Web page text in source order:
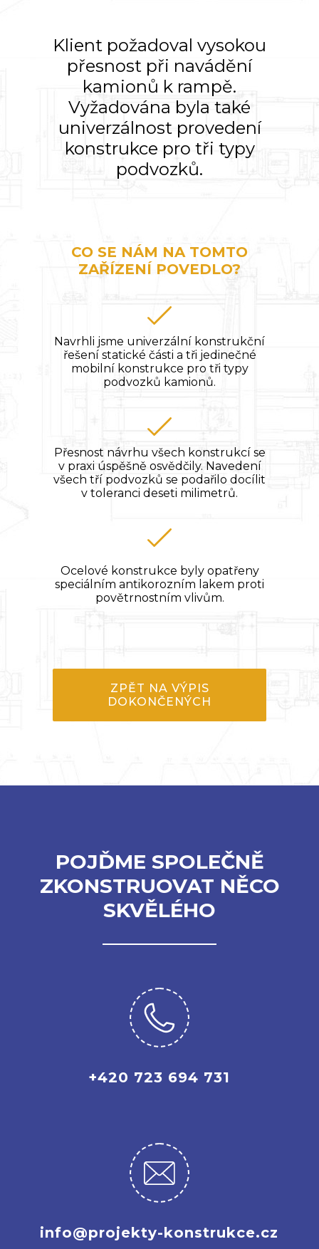
Klient požadoval vysokou
přesnost při navádění
kamionů k rampě.
Vyžadována byla také
univerzálnost provedení
konstrukce pro tři typy
podvozků.
CO SE NÁM NA TOMTO
ZAŘÍZENÍ POVEDLO?
Navrhli jsme univerzální konstrukční
řešení statické části a tři jedinečné
mobilní konstrukce pro tři typy
podvozků kamionů.
Přesnost návrhu všech konstrukcí se
v praxi úspěšně osvědčily. Navedení
všech tří podvozků se podařilo docílit
v toleranci deseti milimetrů.
Ocelové konstrukce byly opatřeny
speciálním antikorozním lakem proti
povětrnostním vlivům.
ZPĚT NA VÝPIS
DOKONČENÝCH
POJĎME SPOLEČNĚ
ZKONSTRUOVAT NĚCO
SKVĚLÉHO
+420 723 694 731
info@projekty-konstrukce.cz